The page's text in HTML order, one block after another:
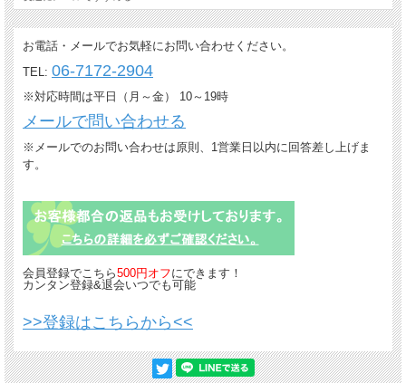
お電話・メールでお気軽にお問い合わせください。
TEL: 06-7172-2904
※対応時間は平日（月～金） 10～19時
メールで問い合わせる
※メールでのお問い合わせは原則、1営業日以内に回答差し上げま
す。
会員登録でこちら500円オフにできます！
カンタン登録&退会いつでも可能
>>登録はこちらから<<